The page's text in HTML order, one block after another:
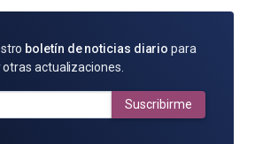
boletín de noticias diario para
actualizaciones.
Suscribirme